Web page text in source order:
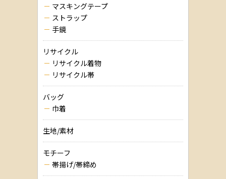
マスキングテープ
ストラップ
手鏡
リサイクル
リサイクル着物
リサイクル帯
バッグ
巾着
生地/素材
モチーフ
帯揚げ/帯締め